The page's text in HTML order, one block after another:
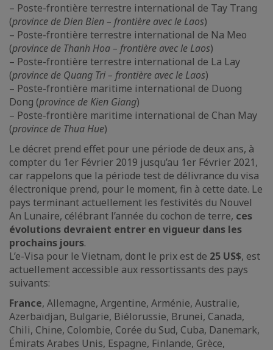
– Poste-frontière terrestre international de Tay Trang
(province de Dien Bien – frontière avec le Laos)
– Poste-frontière terrestre international de Na Meo
(province de Thanh Hoa – frontière avec le Laos)
– Poste-frontière terrestre international de La Lay
(province de Quang Tri – frontière avec le Laos)
– Poste-frontière maritime international de Duong
Dong (province de Kien Giang)
– Poste-frontière maritime international de Chan May
(province de Thua Hue)
Le décret prend effet pour une période de deux ans, à
compter du 1er Février 2019 jusqu’au 1er Février 2021,
car rappelons que la période test de délivrance du visa
électronique prend, pour le moment, fin à cette date. Le
pays terminant actuellement les festivités du Nouvel
An Lunaire, célébrant l’année du cochon de terre, ces
évolutions devraient entrer en vigueur dans les
prochains jours.
L’e-Visa pour le Vietnam, dont le prix est de 25 US$, est
actuellement accessible aux ressortissants des pays
suivants:
France, Allemagne, Argentine, Arménie, Australie,
Azerbaïdjan, Bulgarie, Biélorussie, Brunei, Canada,
Chili, Chine, Colombie, Corée du Sud, Cuba, Danemark,
Émirats Arabes Unis, Espagne, Finlande, Grèce,